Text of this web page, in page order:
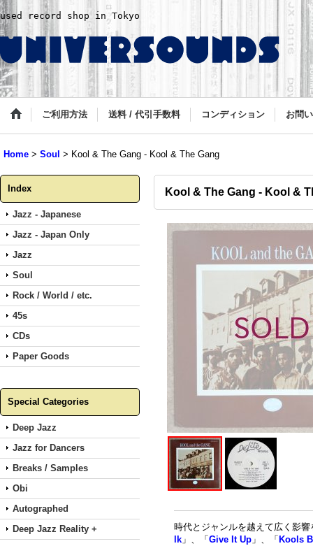
used record shop in Tokyo
ご利用方法 送料 / 代引手数料 コンディション お問
Home > Soul > Kool & The Gang - Kool & The Gang
Index
Jazz - Japanese
Jazz - Japan Only
Jazz
Soul
Rock / World / etc.
45s
CDs
Paper Goods
Special Categories
Deep Jazz
Jazz for Dancers
Breaks / Samples
Obi
Autographed
Deep Jazz Reality +
Kool & The Gang - Kool &
時代とジャンルを越えて広く影
lk 」、「 Give It Up 」、「 Kools